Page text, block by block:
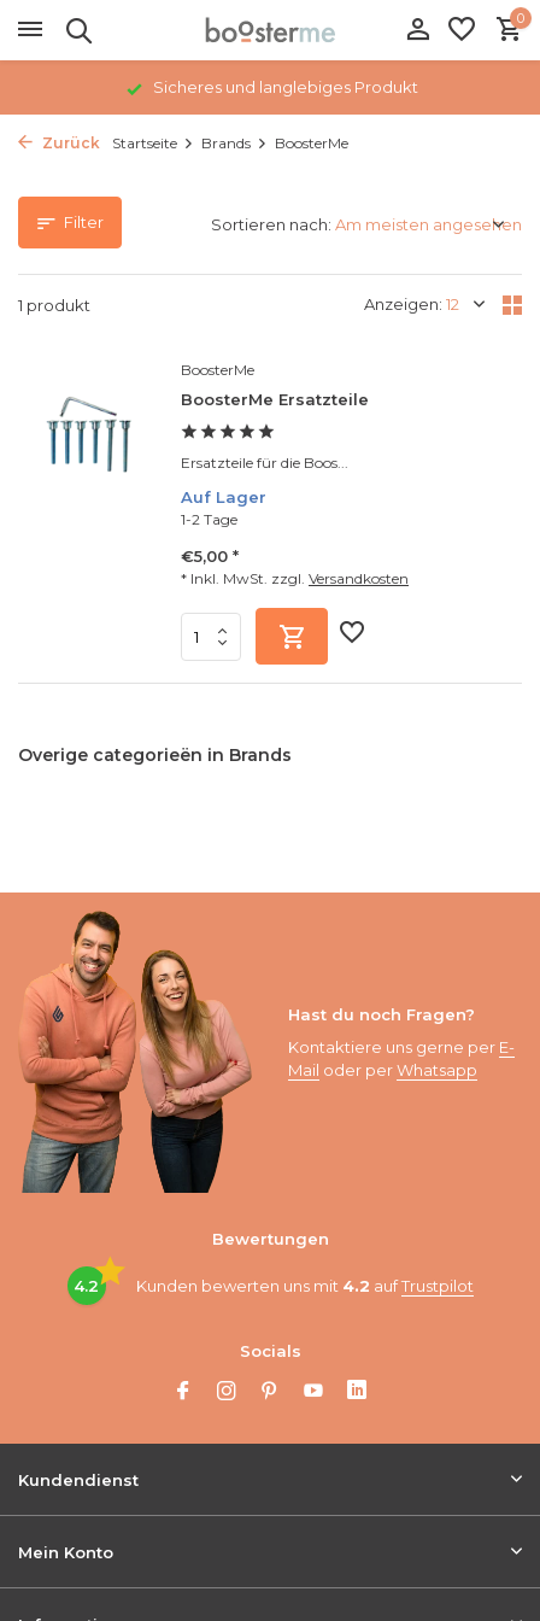
0
Sicheres und langlebiges Produkt
Zurück Startseite Brands BoosterMe
Filter
1 produkt Anzeigen:
Sortieren nach:
BoosterMe
BoosterMe Ersatzteile
Ersatzteile für die Boos...
Auf Lager
1-2 Tage
€5,00 *
* Inkl. MwSt. zzgl. Versandkosten
Overige categorieën in Brands
Hast du noch Fragen?
Kontaktiere uns gerne per E-
Mail oder perWhatsapp
Bewertungen
4.2 Kunden bewerten uns mit 4.2 aufTrustpilot
Socials
Kundendienst
Mein Konto